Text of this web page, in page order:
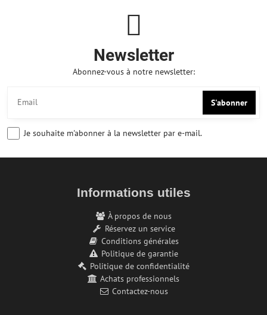
Newsletter
Abonnez-vous à notre newsletter:
S'abonner
Je souhaite m'abonner à la newsletter par e-mail.
Informations utiles
À propos de nous
Réservez un service
Conditions générales
Politique de garantie
Politique de confidentialité
Achats professionnels
Contactez-nous